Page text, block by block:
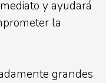
y ayudará
la
grandes